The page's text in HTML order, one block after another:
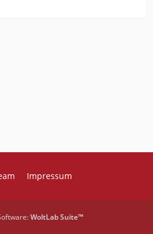
Impressum
WoltLab Suite™